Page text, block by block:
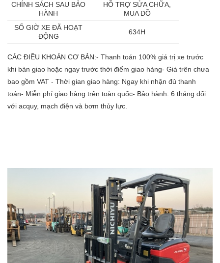
CHÍNH SÁCH SAU BẢO
HÀNH
HỖ TRỢ SỬA CHỮA,
MUA ĐỒ
SỐ GIỜ XE ĐÃ HOẠT
ĐỘNG
634H
CÁC ĐIỀU KHOẢN CƠ BẢN:- Thanh toán 100% giá trị xe trước
khi bàn giao hoặc ngay trước thời điểm giao hàng- Giá trên chưa
bao gồm VAT - Thời gian giao hàng: Ngay khi nhận đủ thanh
toán- Miễn phí giao hàng trên toàn quốc- Bảo hành: 6 tháng đối
với acquy, mạch điện và bơm thủy lực.